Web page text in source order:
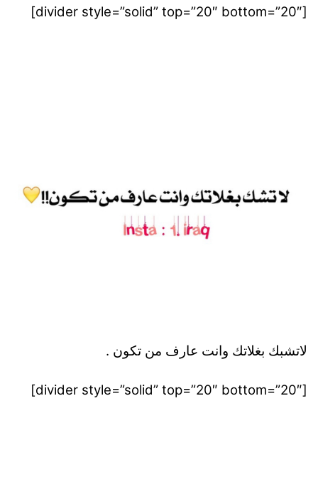
[divider style=”solid” top=”20″ bottom=”20″]
لاتشبك بغلاتك وانت عارف من تكون .
[divider style=”solid” top=”20″ bottom=”20″]